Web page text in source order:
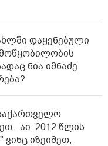
დაყენებული
ნია იმნაძე
- აი, 2012 წლის
ვინც იზეიმეთ,